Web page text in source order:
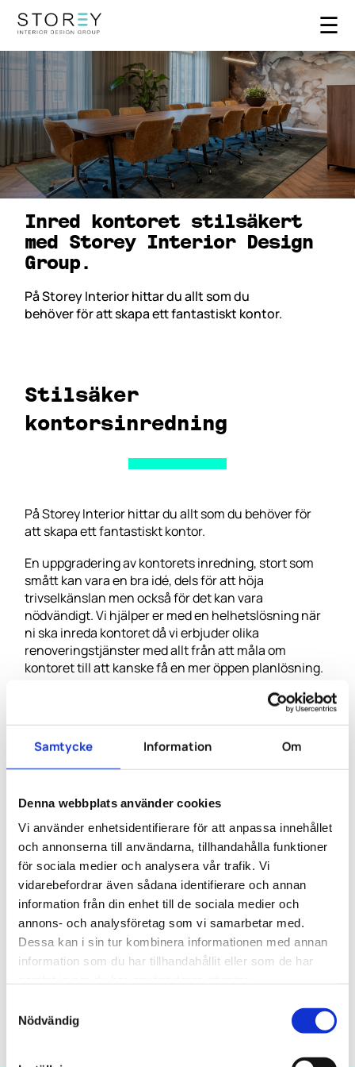
Samtycke Information Om
Denna webbplats använder cookies
Vi använder enhetsidentifierare för att anpassa innehållet
och annonserna till användarna, tillhandahålla funktioner
för sociala medier och analysera vår trafik. Vi
vidarebefordrar även sådana identifierare och annan
information från din enhet till de sociala medier och
annons- och analysföretag som vi samarbetar med.
Dessa kan i sin tur kombinera informationen med annan
information som du har tillhandahållit eller som de har
Nödvändig
☰
Inred kontoret stilsäkert
med Storey Interior Design
Group.
På Storey Interior hittar du allt som du
behöver för att skapa ett fantastiskt kontor.
Stilsäker
kontorsinredning
PåStorey Interiorhittar du allt som du behöver för
att skapa ett fantastiskt kontor.
En uppgradering av kontorets inredning, stort som
smått kan vara en bra idé, dels för att höja
trivselkänslan men också för det kan vara
nödvändigt. Vi hjälper er med en helhetslösning när
ni ska inreda kontoret då vi erbjuder olika
renoveringstjänster med allt från att måla om
kontoret till att kanske få en mer öppen planlösning.
Storey Interior hjälper till med allt från planering till
att montörer och hantverkare infinner sig och alla
Hyr eller köp möbler
från Storey Interior
Vårainredningsarkitekterhar lång erfarenhet inom
arkitektur för både kontor och kommersiella miljöer.
Inredarna hjälper till med färgsättning, möbelinköp
och platsbyggda lösningar, textilier och val av
material.
Vill ni inte köpa möbler till ert kontor kan ni ävenhyra
möbler genom oss.
Behöver ni hjälp med att inreda ert kontor? Kontakta